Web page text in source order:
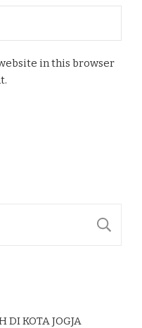
in this browser
DI KOTA JOGJA